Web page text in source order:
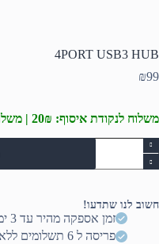
4PORT USB3 HUB
₪99
משלוח לנקודת איסוף: 20₪ | משלוח עד הבית: 50₪
כמות
של
4PORT
חשוב לנו שתדעו!
זמן אספקה מהיר עד 3 ימי עסקים
פריסה ל 6 תשלומים ללא ריבית (יותר? דברו איתנו)